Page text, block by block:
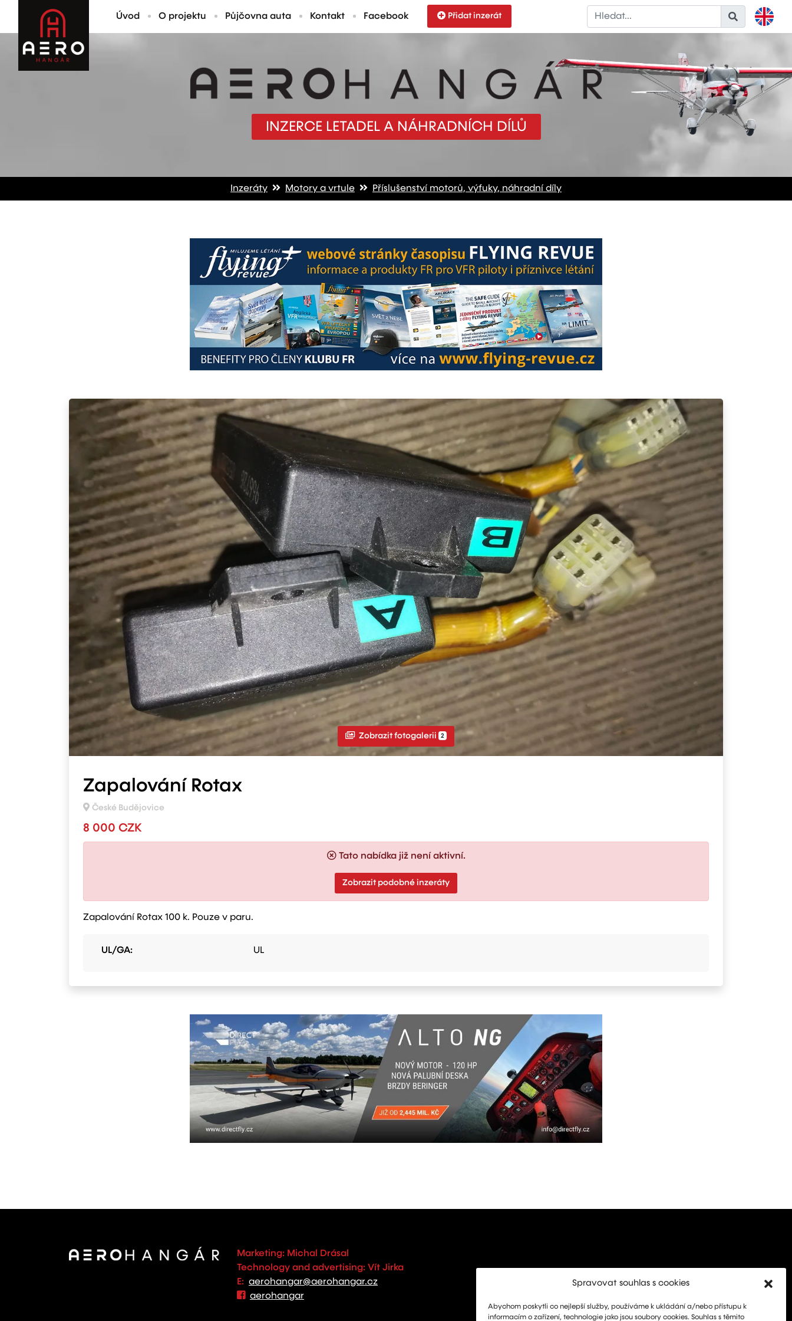
Spravovat souhlas s cookies
Abychom poskytli co nejlepší služby, používáme k ukládání a/nebo přístupu k
informacím o zařízení, technologie jako jsou soubory cookies. Souhlas s těmito
Úvod O projektu Půjčovna auta Kontakt Facebook Přidat inzerát
INZERCE LETADEL A NÁHRADNÍCH DÍLŮ
Inzeráty Motory a vrtule Příslušenství motorů, výfuky, náhradní díly
Zobrazit fotogalerii 2
Zapalování Rotax
České Budějovice
8 000 CZK
Tato nabídka již není aktivní.
Zobrazit podobné inzeráty
Zapalování Rotax 100 k. Pouze v paru.
UL/GA: UL
Marketing: Michal Drásal
Technology and advertising: Vít Jirka
E: aerohangar@aerohangar.cz
aerohangar